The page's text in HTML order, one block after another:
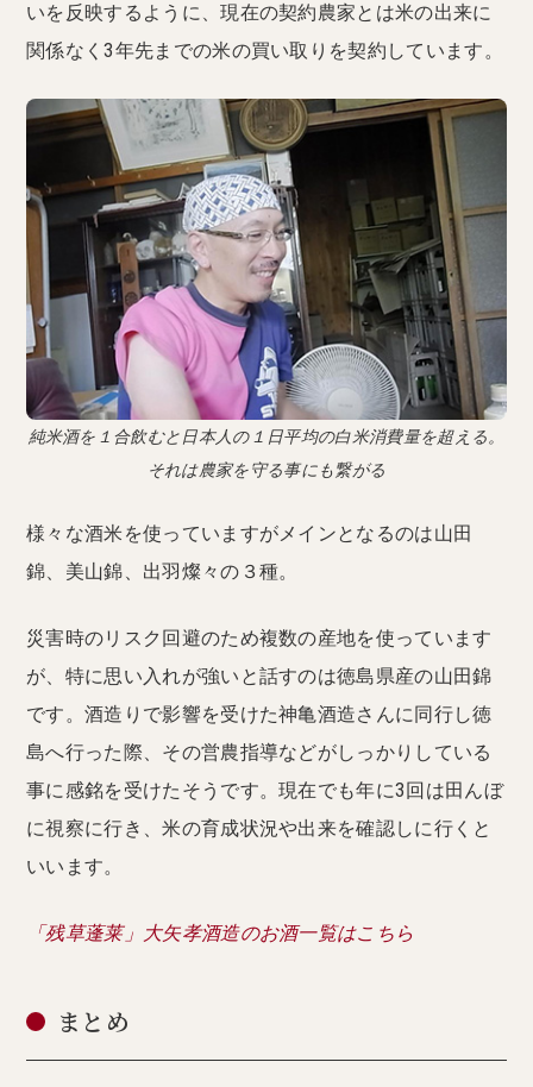
いを反映するように、現在の契約農家とは米の出来に
関係なく3年先までの米の買い取りを契約しています。
純米酒を１合飲むと日本人の１日平均の白米消費量を超える。
それは農家を守る事にも繋がる
様々な酒米を使っていますがメインとなるのは山田
錦、美山錦、出羽燦々の３種。
災害時のリスク回避のため複数の産地を使っています
が、特に思い入れが強いと話すのは徳島県産の山田錦
です。酒造りで影響を受けた神亀酒造さんに同行し徳
島へ行った際、その営農指導などがしっかりしている
事に感銘を受けたそうです。現在でも年に3回は田んぼ
に視察に行き、米の育成状況や出来を確認しに行くと
いいます。
「残草蓬莱」大矢孝酒造のお酒一覧はこちら
まとめ